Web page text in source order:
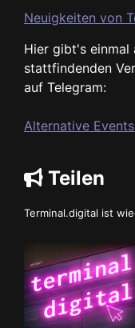
Neuigkeiten von
Hier gibt's einmal
stattfindenden
auf Telegram:
Alternative
Teilen
Terminal.digital ist